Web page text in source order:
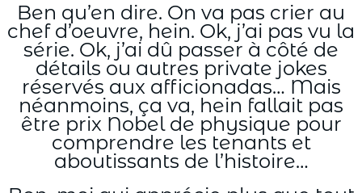
Ben qu’en dire. On va pas crier au
chef d’oeuvre, hein. Ok, j’ai pas vu la
série. Ok, j’ai dû passer à côté de
détails ou autres private jokes
réservés aux afficionadas… Mais
néanmoins, ça va, hein fallait pas
être prix Nobel de physique pour
comprendre les tenants et
aboutissants de l’histoire…